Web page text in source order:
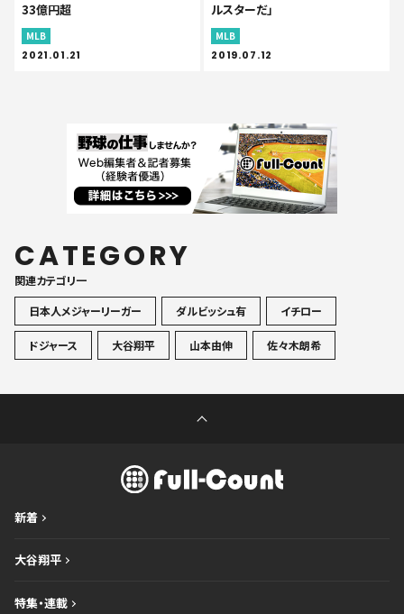
33億円超
MLB
2021.01.21
ルスターだ」
MLB
2019.07.12
CATEGORY
関連カテゴリ一
日本人メジャーリーガー
ダルビッシュ有 イチロー
ドジャース 大谷翔平 山本由伸 佐々木朗希
新着
大谷翔平
特集・連載